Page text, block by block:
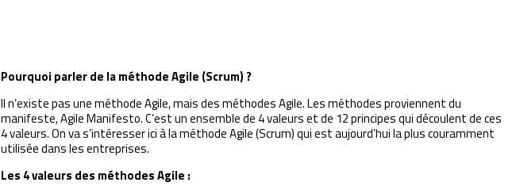
Pourquoi parler de la méthode Agile (Scrum) ?
Il n’existe pas une méthode Agile, mais des méthodes Agile. Les méthodes proviennent du
manifeste, Agile Manifesto. C’est un ensemble de 4 valeurs et de 12 principes qui découlent de ces
4 valeurs. On va s’intéresser ici à la méthode Agile (Scrum) qui est aujourd’hui la plus couramment
utilisée dans les entreprises.
Les 4 valeurs des méthodes Agile :